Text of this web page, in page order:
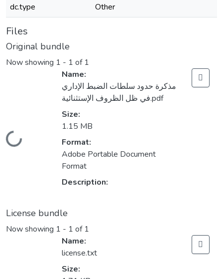
dc.type
Other
Files
Original bundle
Now showing 1 - 1 of 1
Loading...
Name:
مذكرة حدود سلطات الضبط الإداري
في ظل الظروف الإستثنائية.pdf
Size:
1.15 MB
Format:
Adobe Portable Document
Format
Description:
License bundle
Now showing 1 - 1 of 1
Name:
license.txt
Size: